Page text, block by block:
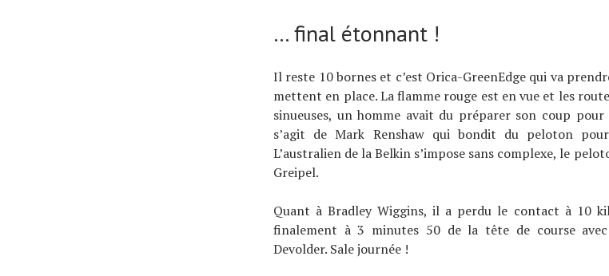
… final étonnant !
Il reste 10 bornes et c’est Orica-GreenEdge qui va
mettent en place. La flamme rouge est en vue et les
sinueuses, un homme avait du préparer son coup
s’agit de Mark Renshaw qui bondit du peloton
L’australien de la Belkin s’impose sans complexe, le
Greipel.
Quant à Bradley Wiggins, il a perdu le contact à 10
finalement à 3 minutes 50 de la tête de course
Devolder. Sale journée !